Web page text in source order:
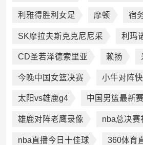
利雅得胜利女足 摩顿 宿
SK摩拉夫斯克克尼尼采 利玛
CD圣若泽德索里亚 赖扬
今晚中国女篮决赛 小牛对阵
太阳vs雄鹿g4 中国男篮最新
雄鹿对阵老鹰录像 nba总决赛
nba直播今日十佳球 360体育